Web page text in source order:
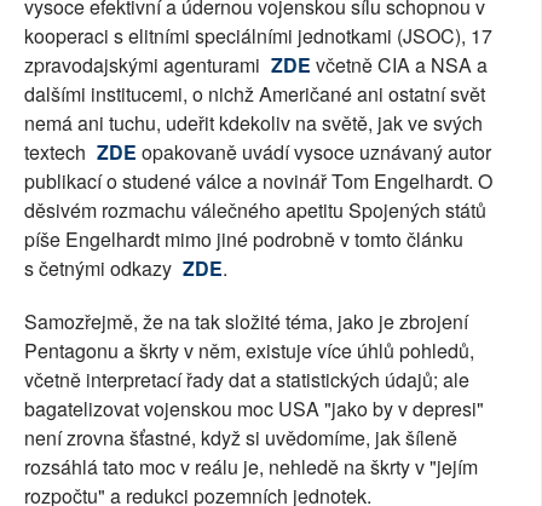
vysoce efektivní a údernou vojenskou sílu schopnou v
kooperaci s elitními speciálními jednotkami (JSOC), 17
zpravodajskými agenturami ZDE včetně CIA a NSA a
dalšími institucemi, o nichž Američané ani ostatní svět
nemá ani tuchu, udeřit kdekoliv na světě, jak ve svých
textech ZDE opakovaně uvádí vysoce uznávaný autor
publikací o studené válce a novinář Tom Engelhardt. O
děsivém rozmachu válečného apetitu Spojených států
píše Engelhardt mimo jiné podrobně v tomto článku
s četnými odkazy ZDE.
Samozřejmě, že na tak složité téma, jako je zbrojení
Pentagonu a škrty v něm, existuje více úhlů pohledů,
včetně interpretací řady dat a statistických údajů; ale
bagatelizovat vojenskou moc USA "jako by v depresi"
není zrovna šťastné, když si uvědomíme, jak šíleně
rozsáhlá tato moc v reálu je, nehledě na škrty v "jejím
rozpočtu" a redukci pozemních jednotek.